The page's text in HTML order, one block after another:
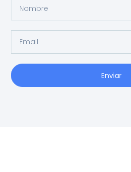
Enviar